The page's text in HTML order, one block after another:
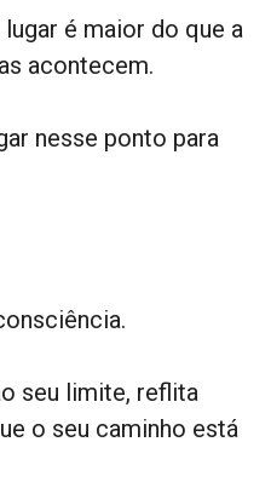
é maior do que a
acontecem.
nesse ponto para
seu limite, reflita
o seu caminho está